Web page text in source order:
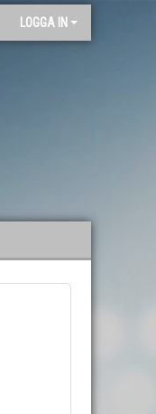
LOGGA IN